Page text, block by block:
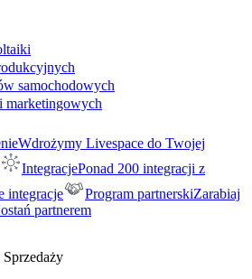
samochodowych
marketingowych
Wdrożymy Livespace do Twojej
IntegracjePonad 200 integracji z
integracje Program partnerskiZarabiaj
partnerem